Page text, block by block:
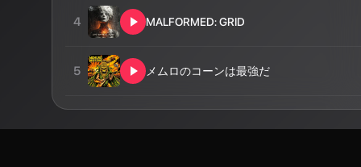
4 MALFORMED: GRID
5 メムロのコーンは最強だ